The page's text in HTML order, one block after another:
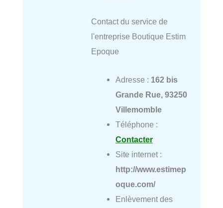
Contact du service de
l'entreprise Boutique Estim
Epoque
Adresse : 162 bis
Grande Rue, 93250
Villemomble
Téléphone :
Contacter
Site internet :
http://www.estimep
oque.com/
Enlèvement des